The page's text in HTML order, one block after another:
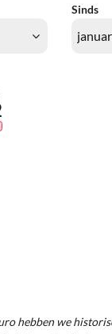
Sinds
hebben we